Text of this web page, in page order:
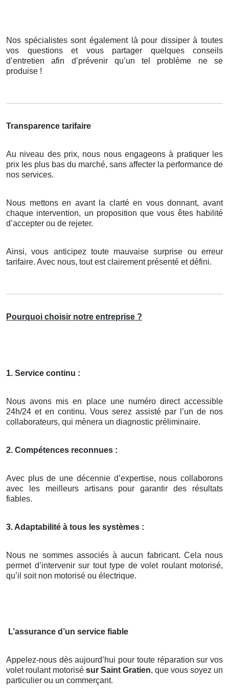
Nos spécialistes sont également là pour dissiper à toutes
vos questions et vous partager quelques conseils
d’entretien afin d’prévenir qu’un tel problème ne se
produise !
Transparence tarifaire
Au niveau des prix, nous nous engageons à pratiquer les
prix les plus bas du marché, sans affecter la performance de
nos services.
Nous mettons en avant la clarté en vous donnant, avant
chaque intervention, un proposition que vous êtes habilité
d’accepter ou de rejeter.
Ainsi, vous anticipez toute mauvaise surprise ou erreur
tarifaire. Avec nous, tout est clairement présenté et défini.
Pourquoi choisir notre entreprise ?
1. Service continu :
Nous avons mis en place une numéro direct accessible
24h/24 et en continu. Vous serez assisté par l’un de nos
collaborateurs, qui mènera un diagnostic préliminaire.
2. Compétences reconnues :
Avec plus de une décennie d’expertise, nous collaborons
avec les meilleurs artisans pour garantir des résultats
fiables.
3. Adaptabilité à tous les systèmes :
Nous ne sommes associés à aucun fabricant. Cela nous
permet d’intervenir sur tout type de volet roulant motorisé,
qu’il soit non motorisé ou électrique.
L’assurance d’un service fiable
Appelez-nous dès aujourd’hui pour toute réparation sur vos
volet roulant motorisé sur Saint Gratien, que vous soyez un
particulier ou un commerçant.